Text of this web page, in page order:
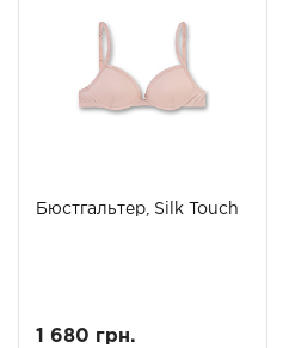
Бюстгальтер, Silk Touch
1 680 грн.